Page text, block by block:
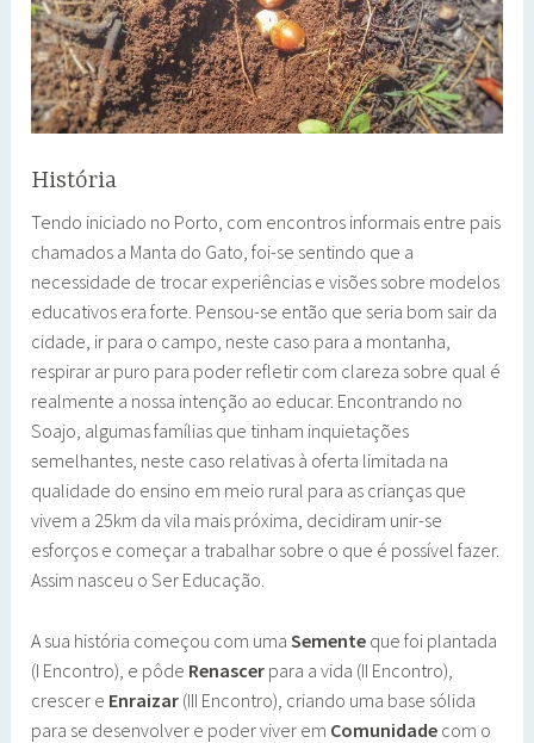
História
Tendo iniciado no Porto, com encontros informais entre pais
chamados a Manta do Gato, foi-se sentindo que a
necessidade de trocar experiências e visões sobre modelos
educativos era forte. Pensou-se então que seria bom sair da
cidade, ir para o campo, neste caso para a montanha,
respirar ar puro para poder refletir com clareza sobre qual é
realmente a nossa intenção ao educar. Encontrando no
Soajo, algumas famílias que tinham inquietações
semelhantes, neste caso relativas à oferta limitada na
qualidade do ensino em meio rural para as crianças que
vivem a 25km da vila mais próxima, decidiram unir-se
esforços e começar a trabalhar sobre o que é possível fazer.
Assim nasceu o Ser Educação.
A sua história começou com umaSemente que foi plantada
(I Encontro), e pôde Renascer para a vida (II Encontro),
crescer e Enraizar (III Encontro), criando uma base sólida
para se desenvolver e poder viver em Comunidade com o